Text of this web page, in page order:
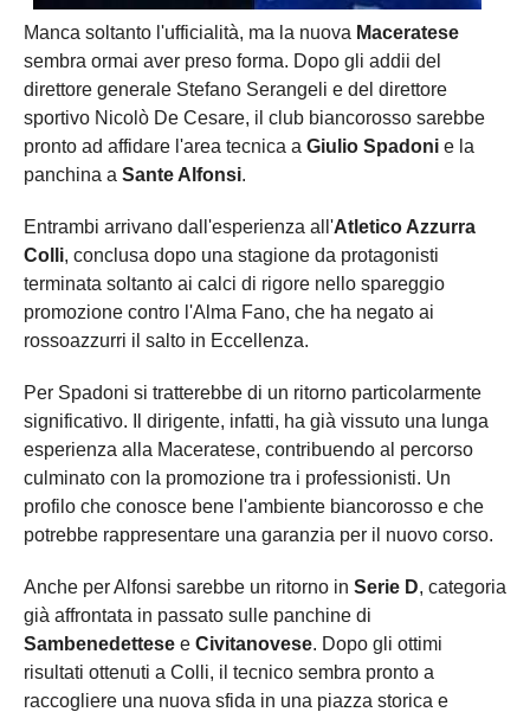
Manca soltanto l'ufficialità, ma la nuova Maceratese
sembra ormai aver preso forma. Dopo gli addii del
direttore generale Stefano Serangeli e del direttore
sportivo Nicolò De Cesare, il club biancorosso sarebbe
pronto ad affidare l'area tecnica a Giulio Spadoni e la
panchina a Sante Alfonsi.
Entrambi arrivano dall'esperienza all'Atletico Azzurra
Colli, conclusa dopo una stagione da protagonisti
terminata soltanto ai calci di rigore nello spareggio
promozione contro l'Alma Fano, che ha negato ai
rossoazzurri il salto in Eccellenza.
Per Spadoni si tratterebbe di un ritorno particolarmente
significativo. Il dirigente, infatti, ha già vissuto una lunga
esperienza alla Maceratese, contribuendo al percorso
culminato con la promozione tra i professionisti. Un
profilo che conosce bene l'ambiente biancorosso e che
potrebbe rappresentare una garanzia per il nuovo corso.
Anche per Alfonsi sarebbe un ritorno in Serie D, categoria
già affrontata in passato sulle panchine di
Sambenedettese e Civitanovese. Dopo gli ottimi
risultati ottenuti a Colli, il tecnico sembra pronto a
raccogliere una nuova sfida in una piazza storica e